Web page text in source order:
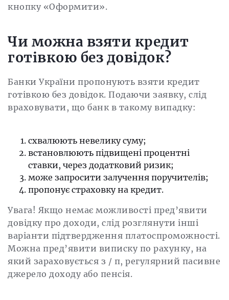
кнопку «Оформити».
Чи можна взяти кредит
готівкою без довідок?
Банки України пропонують взяти кредит
готівкою без довідок. Подаючи заявку, слід
враховувати, що банк в такому випадку:
схвалюють невелику суму;
встановлюють підвищені процентні
ставки, через додатковий ризик;
може запросити залучення поручителів;
пропонує страховку на кредит.
Увага! Якщо немає можливості пред’явити
довідку про доходи, слід розглянути інші
варіанти підтвердження платоспроможності.
Можна пред’явити виписку по рахунку, на
який зараховується з / п, регулярний пасивне
джерело доходу або пенсія.